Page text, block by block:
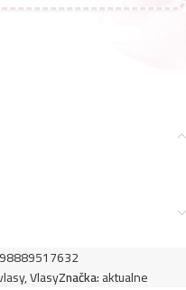
,VlasyZnačka:aktualne